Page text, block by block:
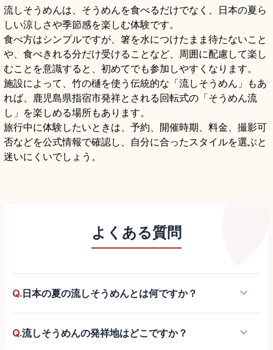
流しそうめんは、そうめんを食べるだけでなく、日本の夏ら
しい涼しさや季節感を楽しむ体験です。
食べ方はシンプルですが、箸を水につけたまま待たないこと
や、食べきれる分だけ受けることなど、周囲に配慮して楽し
むことを意識すると、初めてでも参加しやすくなります。
施設によって、竹の樋を使う伝統的な「流しそうめん」もあ
れば、鹿児島県指宿市発祥とされる回転式の「そうめん流
し」を楽しめる場所もあります。
旅行中に体験したいときは、予約、開催時期、料金、撮影可
否などを公式情報で確認し、自分に合ったスタイルを選ぶと
迷いにくいでしょう。
よくある質問
Q.日本の夏の流しそうめんとは何ですか？ keyboard_arrow_down
Q.流しそうめんの発祥地はどこですか？ keyboard_arrow_down